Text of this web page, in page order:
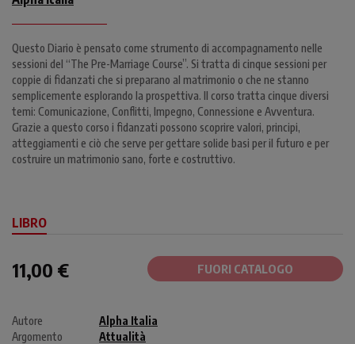
Questo Diario è pensato come strumento di accompagnamento nelle
sessioni del “The Pre-Marriage Course”. Si tratta di cinque sessioni per
coppie di fidanzati che si preparano al matrimonio o che ne stanno
semplicemente esplorando la prospettiva. Il corso tratta cinque diversi
temi: Comunicazione, Conflitti, Impegno, Connessione e Avventura.
Grazie a questo corso i fidanzati possono scoprire valori, principi,
atteggiamenti e ciò che serve per gettare solide basi per il futuro e per
costruire un matrimonio sano, forte e costruttivo.
LIBRO
11,00 € FUORI CATALOGO
Autore
Alpha Italia
Argomento
Attualità